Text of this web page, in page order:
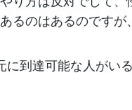
るのはあるのですが
に到達可能な人がい